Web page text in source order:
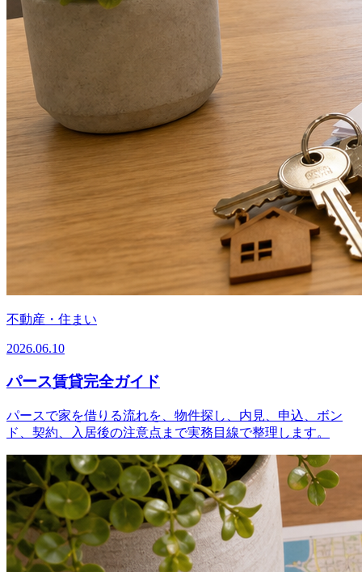
不動産・住まい
2026.06.10
パース賃貸完全ガイド
パースで家を借りる流れを、物件探し、内見、申込、ボン
ド、契約、入居後の注意点まで実務目線で整理します。